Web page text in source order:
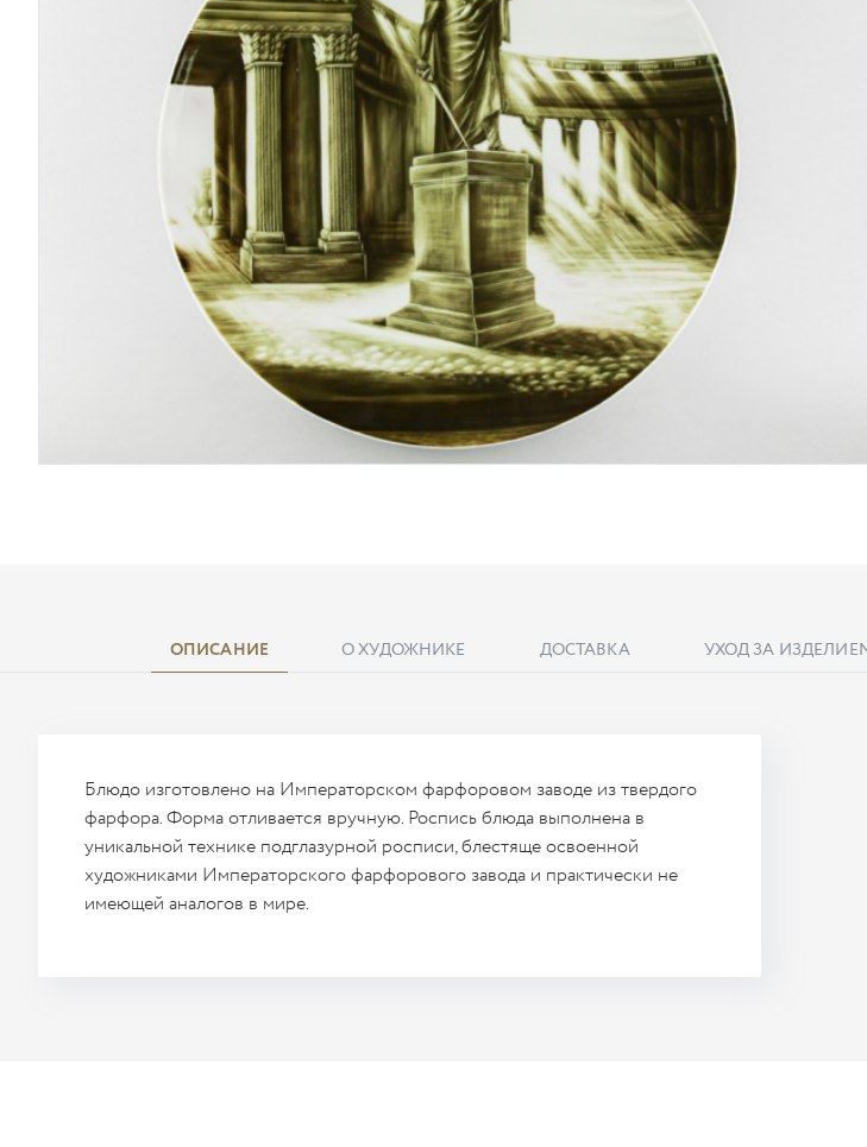
ОПИСАНИЕ О ХУДОЖНИКЕ ДОСТАВКА УХОД ЗА
Блюдо изготовлено на Императорском фарфоровом заводе из твердого
фарфора. Форма отливается вручную. Роспись блюда выполнена в
уникальной технике подглазурной росписи, блестяще освоенной
художниками Императорского фарфорового завода и практически не
имеющей аналогов в мире.